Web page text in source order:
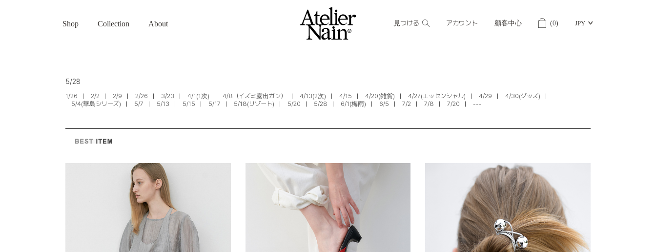
Shop Collection About 見つける アカウント 顧客中心 (0) JPY
5/28
1/26 2/2 2/9 2/26 3/23 4/1(1次) 4/8（イズミ露出ガン） 4/13(2次) 4/15 4/20(雑貨) 4/27(エッセンシャル) 4/29
4/30(グッズ)
5/4(華島シリーズ)
5/7 5/13 5/15 5/17 5/18(リゾート) 5/20 5/28 6/1(梅雨) 6/5 7/2 7/8 7/20 ---